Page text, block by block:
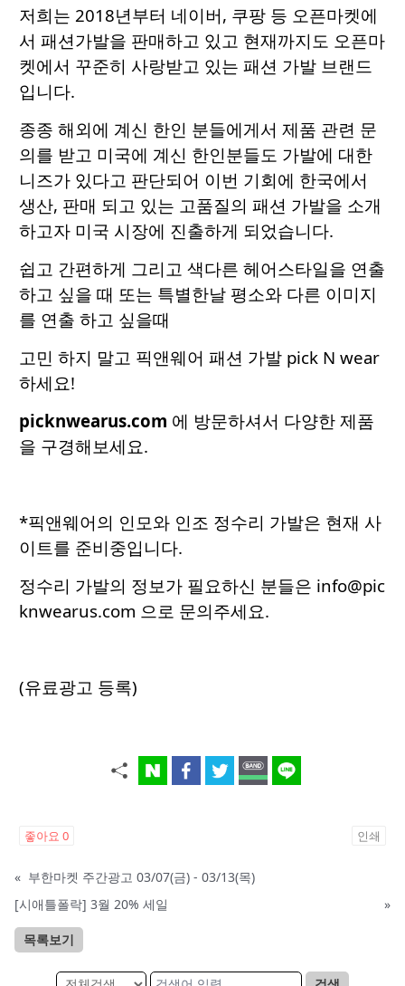
저희는 2018년부터 네이버, 쿠팡 등 오픈마켓에
서 패션가발을 판매하고 있고 현재까지도 오픈마
켓에서 꾸준히 사랑받고 있는 패션 가발 브랜드
입니다.
종종 해외에 계신 한인 분들에게서 제품 관련 문
의를 받고 미국에 계신 한인분들도 가발에 대한
니즈가 있다고 판단되어 이번 기회에 한국에서
생산, 판매 되고 있는 고품질의 패션 가발을 소개
하고자 미국 시장에 진출하게 되었습니다.
쉽고 간편하게 그리고 색다른 헤어스타일을 연출
하고 싶을 때 또는 특별한날 평소와 다른 이미지
를 연출 하고 싶을때
고민 하지 말고 픽앤웨어 패션 가발 pick N wear
하세요!
picknwearus.com 에 방문하셔서 다양한 제품
을 구경해보세요.
*픽앤웨어의 인모와 인조 정수리 가발은 현재 사
이트를 준비중입니다.
정수리 가발의 정보가 필요하신 분들은 info@pic
knwearus.com 으로 문의주세요.
(유료광고 등록)
좋아요 0 인쇄
« 부한마켓 주간광고 03/07(금) - 03/13(목)
[시애틀폴락] 3월 20% 세일
»
목록보기